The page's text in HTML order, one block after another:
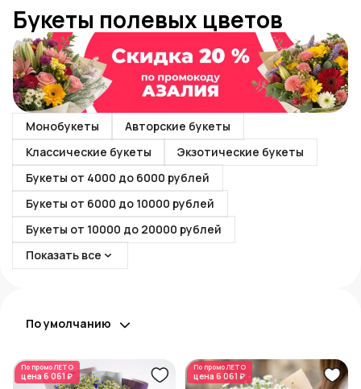
Букеты полевых цветов
Монобукеты
Авторские букеты
Классические букеты
Экзотические букеты
Букеты от 4000 до 6000 рублей
Букеты от 6000 до 10000 рублей
Букеты от 10000 до 20000 рублей
Показать все
По умолчанию
По промоЛЕТО
цена 6 061 ₽
По промоЛЕТО
цена 6 061 ₽